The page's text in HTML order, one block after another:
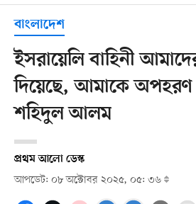
বাংলাদেশ
ইসরায়েলি বাহিনী
দিয়েছে, আমাকে অপহরণ
শহিদুল আলম
প্রথম আলো ডেস্ক
আপডেট: ০৮ অক্টোবর ২০২৫, ০৫: ৩৬